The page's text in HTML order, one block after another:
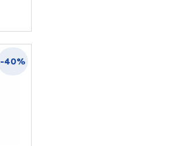
-40%